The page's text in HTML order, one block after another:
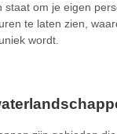
staat om je eigen
te laten zien,
wordt.